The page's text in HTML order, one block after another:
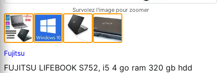
Survolez l'image pour zoomer
Fujitsu
FUJITSU LIFEBOOK S752, i5 4 go ram 320 gb hdd